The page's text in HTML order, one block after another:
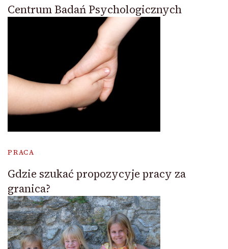
Centrum Badań Psychologicznych
PRACA
Gdzie szukać propozycyje pracy za
granica?